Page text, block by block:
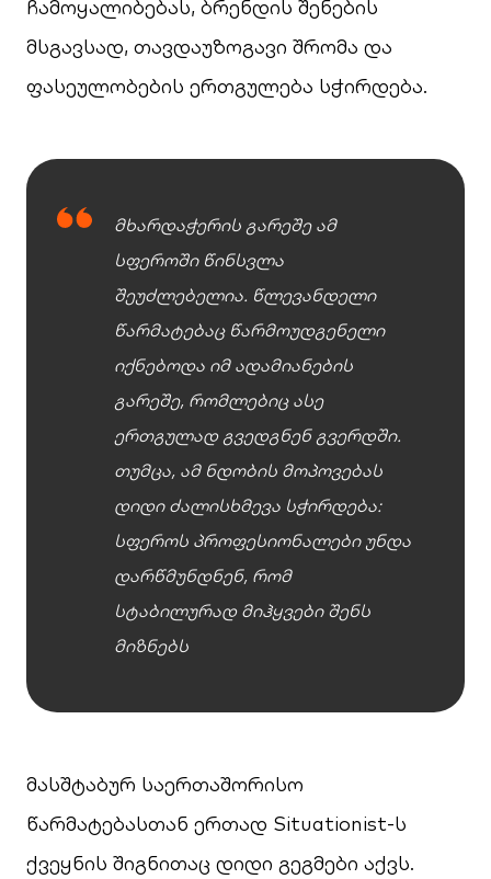
ჩამოყალიბებას, ბრენდის შენების
მსგავსად, თავდაუზოგავი შრომა და
ფასეულობების ერთგულება სჭირდება.
მხარდაჭერის გარეშე ამ
სფეროში წინსვლა
შეუძლებელია. წლევანდელი
წარმატებაც წარმოუდგენელი
იქნებოდა იმ ადამიანების
გარეშე, რომლებიც ასე
ერთგულად გვედგნენ გვერდში.
თუმცა, ამ ნდობის მოპოვებას
დიდი ძალისხმევა სჭირდება:
სფეროს პროფესიონალები უნდა
დარწმუნდნენ, რომ
სტაბილურად მიჰყვები შენს
მიზნებს
მასშტაბურ საერთაშორისო
წარმატებასთან ერთად Situationist-ს
ქვეყნის შიგნითაც დიდი გეგმები აქვს.